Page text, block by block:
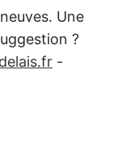
Une
?
-